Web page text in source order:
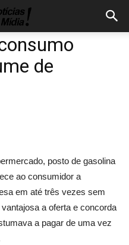
de
posto de gasolina
ao consumidor a
em até três vezes sem
a oferta e concorda
a pagar de uma vez